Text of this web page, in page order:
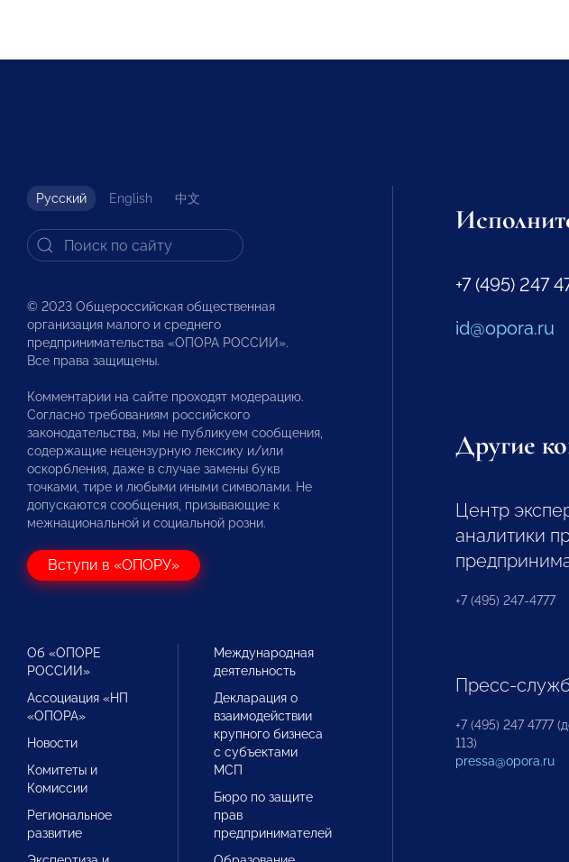
Русский English 中文
© 2023 Общероссийская общественная
организация малого и среднего
предпринимательства «ОПОРА РОССИИ».
Все права защищены.
Комментарии на сайте проходят модерацию.
Согласно требованиям российского
законодательства, мы не публикуем сообщения,
содержащие нецензурную лексику и/или
оскорбления, даже в случае замены букв
точками, тире и любыми иными символами. Не
допускаются сообщения, призывающие к
межнациональной и социальной розни.
Вступи в «ОПОРУ»
Об «ОПОРЕ
РОССИИ»
Ассоциация «НП
«ОПОРА»
Новости
Комитеты и
Комиссии
Региональное
развитие
Международная
деятельность
Декларация о
взаимодействии
крупного бизнеса
с субъектами
МСП
Бюро по защите
прав
предпринимателей
+7 (495) 247
id@opora.ru
Другие
Центр
аналитики
+7 (495) 247-4777
Пресс-
+7 (495) 247 4777
113)
pressa@opora.ru